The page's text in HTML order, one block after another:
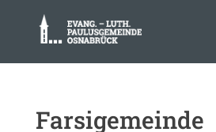
Farsigemeinde